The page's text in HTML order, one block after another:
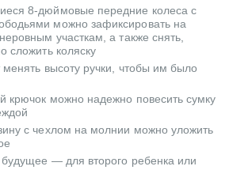
8-дюймовые передние колеса с
можно зафиксировать на
участкам, а также снять,
сложить коляску
менять высоту ручки, чтобы им было
крючок можно надежно повесить сумку
с чехлом на молнии можно уложить
— для второго ребенка или